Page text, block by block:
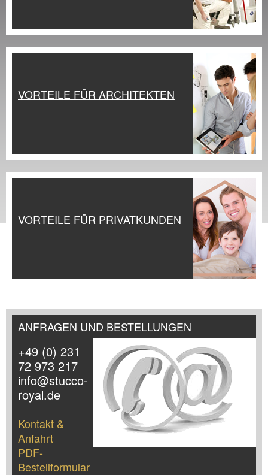
VORTEILE FÜR ARCHITEKTEN
VORTEILE FÜR PRIVATKUNDEN
ANFRAGEN UND BESTELLUNGEN
+49 (0) 231
72 973 217
info@stucco-
royal.de
Kontakt &
Anfahrt
PDF-
Bestellformular